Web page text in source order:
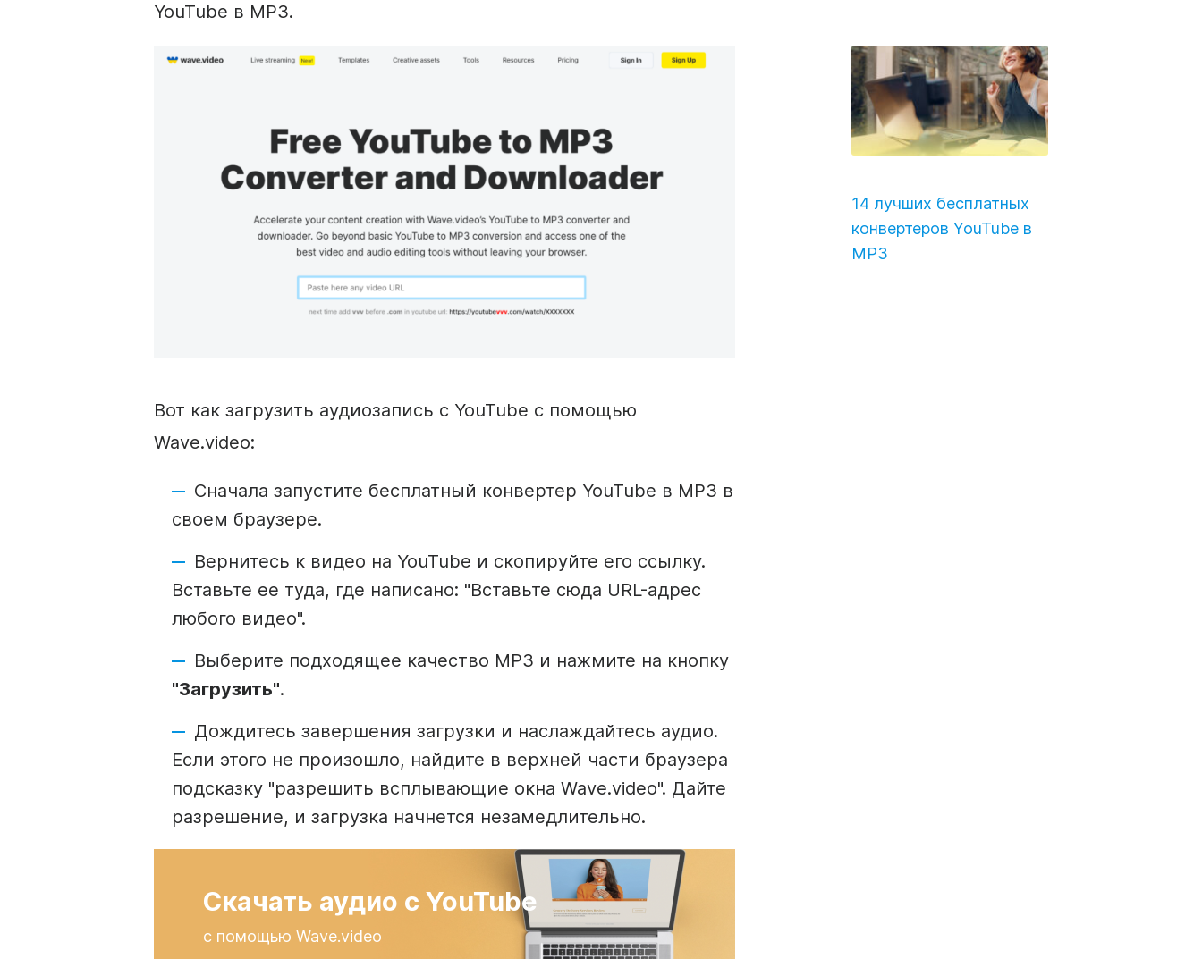
YouTube в MP3.
14 лучших бесплатных
конвертеров YouTube в
MP3
Вот как загрузить аудиозапись с YouTube с помощью
Wave.video:
Сначала запустите бесплатный конвертер YouTube в MP3 в
своем браузере.
Вернитесь к видео на YouTube и скопируйте его ссылку.
Вставьте ее туда, где написано: "Вставьте сюда URL-адрес
любого видео".
Выберите подходящее качество MP3 и нажмите на кнопку
"Загрузить".
Дождитесь завершения загрузки и наслаждайтесь аудио.
Если этого не произошло, найдите в верхней части браузера
подсказку "разрешить всплывающие окна Wave.video". Дайте
разрешение, и загрузка начнется незамедлительно.
Скачать аудио с YouTube
с помощью Wave.video